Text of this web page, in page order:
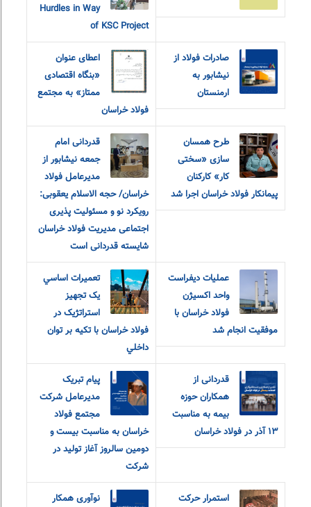
Hurdles in Way
of KSC Project
صادرات فولاد از
نیشابور به
ارمنستان
اعطای عنوان
«بنگاه اقتصادی
ممتاز» به مجتمع
فولاد خراسان
طرح همسان
سازی «سختی
کار» کارکنان
پیمانکار فولاد خراسان اجرا شد
قدردانی امام
جمعه نیشابور از
مدیرعامل فولاد
خراسان/ حجه الاسلام یعقوبی:
رویکرد نو و مسئولیت پذیری
اجتماعی مدیریت فولاد خراسان
شایسته قدردانی است
عملیات دیفراست
واحد اکسیژن
فولاد خراسان با
موفقیت انجام شد
تعميرات اساسي
يک تجهيز
استراتژيک در
فولاد خراسان با تکيه بر توان
داخلي
قدردانی از
همکاران حوزه
بیمه به مناسبت
۱۳ آذر در فولاد خراسان
پیام تبریک
مدیرعامل شرکت
مجتمع فولاد
خراسان به مناسبت بیست و
دومین سالروز آغاز تولید در
شرکت
استمرار حرکت
نوآوری همکار